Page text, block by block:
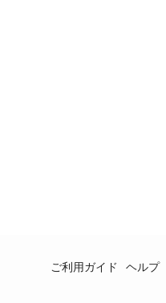
ご利用ガイド ヘルプ